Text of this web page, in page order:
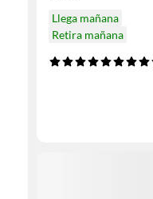
Llega mañana
Retira mañana